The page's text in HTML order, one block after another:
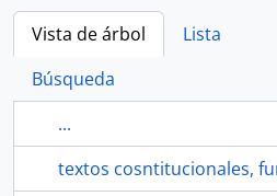
Vista de árbol
Lista
Búsqueda
...